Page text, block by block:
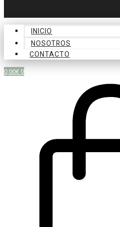
INICIO
NOSOTROS
CONTACTO
0,00€0